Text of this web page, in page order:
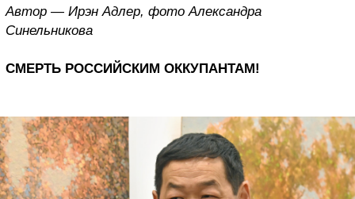
Автор — Ирэн Адлер, фото Александра
Синельникова
СМЕРТЬ РОССИЙСКИМ ОККУПАНТАМ!